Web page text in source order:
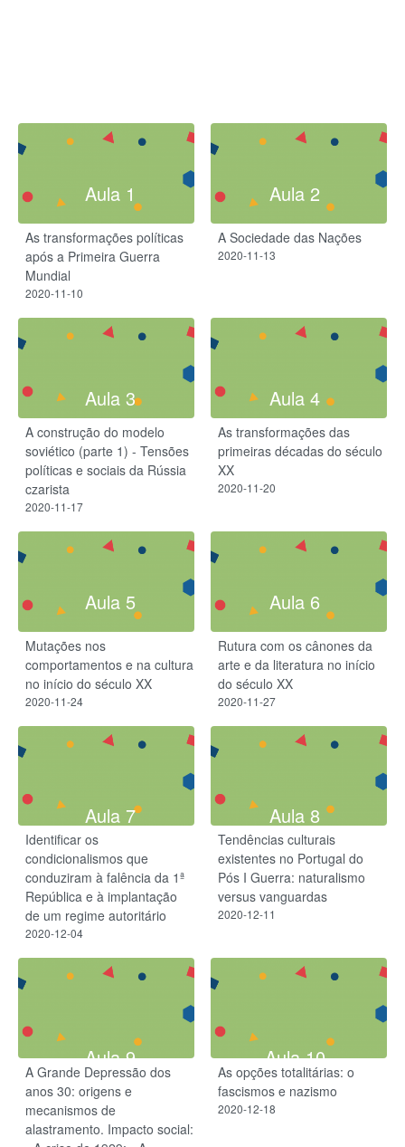
Aula 1
As transformações políticas
após a Primeira Guerra
Mundial
2020-11-10
Aula 2
A Sociedade das Nações
2020-11-13
Aula 3
A construção do modelo
soviético (parte 1) - Tensões
políticas e sociais da Rússia
czarista
2020-11-17
Aula 4
As transformações das
primeiras décadas do século
XX
2020-11-20
Aula 5
Mutações nos
comportamentos e na cultura
no início do século XX
2020-11-24
Aula 6
Rutura com os cânones da
arte e da literatura no início
do século XX
2020-11-27
Aula 7
Identificar os
condicionalismos que
conduziram à falência da 1ª
República e à implantação
de um regime autoritário
2020-12-04
Aula 8
Tendências culturais
existentes no Portugal do
Pós I Guerra: naturalismo
versus vanguardas
2020-12-11
Aula 9
A Grande Depressão dos
anos 30: origens e
mecanismos de
alastramento. Impacto social:
Aula 10
As opções totalitárias: o
fascismos e nazismo
2020-12-18